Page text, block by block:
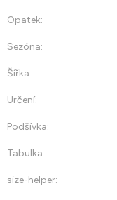
Opatek:
Sezóna:
Šířka:
Určení:
Podšívka:
Tabulka:
size-helper: